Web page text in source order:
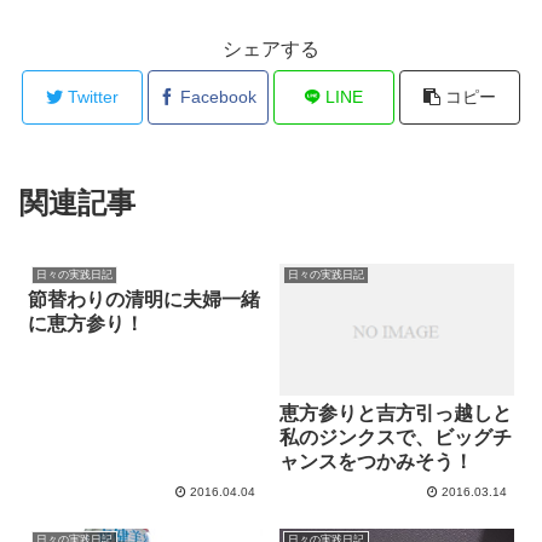
シェアする
Twitter Facebook LINE コピー
関連記事
日々の実践日記
節替わりの清明に夫婦一緒
に恵方参り！
2016.04.04
日々の実践日記
恵方参りと吉方引っ越しと
私のジンクスで、ビッグチ
ャンスをつかみそう！
2016.03.14